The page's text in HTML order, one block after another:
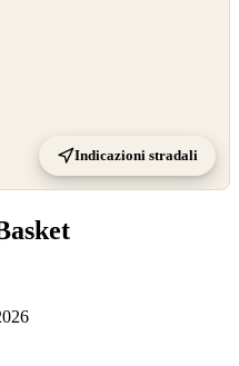
Indicazioni stradali